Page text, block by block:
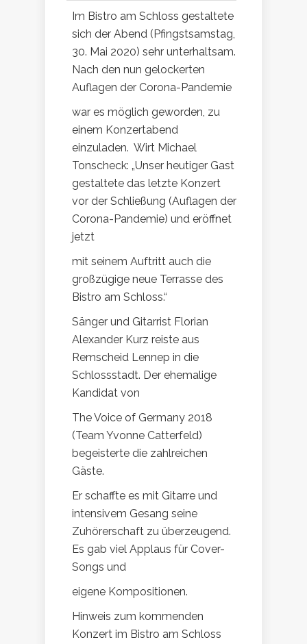
Im Bistro am Schloss gestaltete
sich der Abend (Pfingstsamstag,
30. Mai 2020) sehr unterhaltsam.
Nach den nun gelockerten
Auflagen der Corona-Pandemie
war es möglich geworden, zu
einem Konzertabend
einzuladen. Wirt Michael
Tonscheck: „Unser heutiger Gast
gestaltete das letzte Konzert
vor der Schließung (Auflagen der
Corona-Pandemie) und eröffnet
jetzt
mit seinem Auftritt auch die
großzügige neue Terrasse des
Bistro am Schloss.“
Sänger und Gitarrist Florian
Alexander Kurz reiste aus
Remscheid Lennep in die
Schlossstadt. Der ehemalige
Kandidat von
The Voice of Germany 2018
(Team Yvonne Catterfeld)
begeisterte die zahlreichen
Gäste.
Er schaffte es mit Gitarre und
intensivem Gesang seine
Zuhörerschaft zu überzeugend.
Es gab viel Applaus für Cover-
Songs und
eigene Kompositionen.
Hinweis zum kommenden
Konzert im Bistro am Schloss